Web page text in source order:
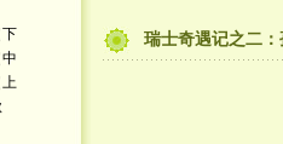
瑞士奇遇记之二